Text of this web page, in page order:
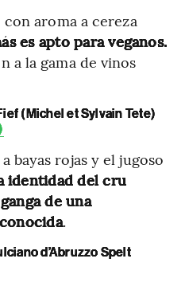
aroma a cereza
es apto para veganos.
a la gama de vinos
(Michel et Sylvain Tete)
bayas rojas y el jugoso
identidad del cru
de una
.
d’Abruzzo Spelt